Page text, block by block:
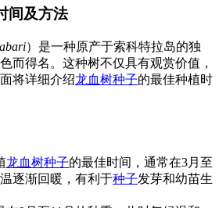
间及方法
）是一种原产于索科特拉岛的独
而得名。这种树不仅具有观赏价值，
将详细介绍龙血树种子的最佳种植时
龙血树种子的最佳时间，通常在3月至
逐渐回暖，有利于种子发芽和幼苗生